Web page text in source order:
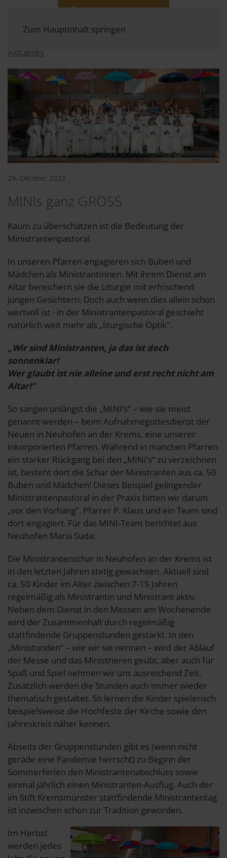
Zum Hauptinhalt springen
Aktuelles
29. Oktober 2022
MINIs ganz GROSS
Kaum zu überschätzen ist die Bedeutung der
Ministrantenpastoral.
In unseren Pfarren engagieren sich Buben und
Mädchen als MinistrantInnen. Mit ihrem Dienst am
Altar bereichern sie die Liturgie mit erfrischend
jungen Gesichtern. Doch auch wenn dies allein schon
wertvoll ist - in der Ministrantenpastoral geschieht
natürlich weit mehr als „liturgische Optik".
„Wir sind Ministranten, ja das ist doch
sonnenklar!
Wer glaubt ist nie alleine und erst recht nicht am
Altar!“
So sangen unlängst die „MINI’s“ – wie sie meist
genannt werden – beim Aufnahmegottesdienst der
Neuen in Neuhofen an der Krems, eine unserer
inkorporierten Pfarren. Während in manchen Pfarren
ein starker Rückgang bei den „MINI’s“ zu verzeichnen
ist, besteht dort die Schar der Ministranten aus ca. 50
Buben und Mädchen! Dieses Beispiel gelingender
Ministrantenpastoral in der Praxis bitten wir darum
„vor den Vorhang“. Pfarrer P. Klaus und ein Team sind
dort engagiert. Für das MINI-Team berichtet aus
Neuhofen Maria Suda:
Die Ministrantenschar in Neuhofen an der Krems ist
in den letzten Jahren stetig gewachsen. Aktuell sind
ca. 50 Kinder im Alter zwischen 7-15 Jahren
regelmäßig als Ministrantin und Ministrant aktiv.
Neben dem Dienst in den Messen am Wochenende
wird der Zusammenhalt durch regelmäßig
stattfindende Gruppenstunden gestärkt. In den
„Ministunden“ – wie wir sie nennen – wird der Ablauf
der Messe und das Ministrieren geübt, aber auch für
Spaß und Spiel nehmen wir uns ausreichend Zeit.
Zusätzlich werden die Stunden auch immer wieder
thematisch gestaltet. So lernen die Kinder spielerisch
beispielsweise die Hochfeste der Kirche sowie den
Jahreskreis näher kennen.
Abseits der Gruppenstunden gibt es (wenn nicht
gerade eine Pandemie herrscht) zu Beginn der
Sommerferien den Ministrantenabschluss sowie
einmal jährlich einen Ministranten-Ausflug. Auch der
im Stift Kremsmünster stattfindende Ministrantentag
ist inzwischen schon zur Tradition geworden.
Im Herbst
werden jedes